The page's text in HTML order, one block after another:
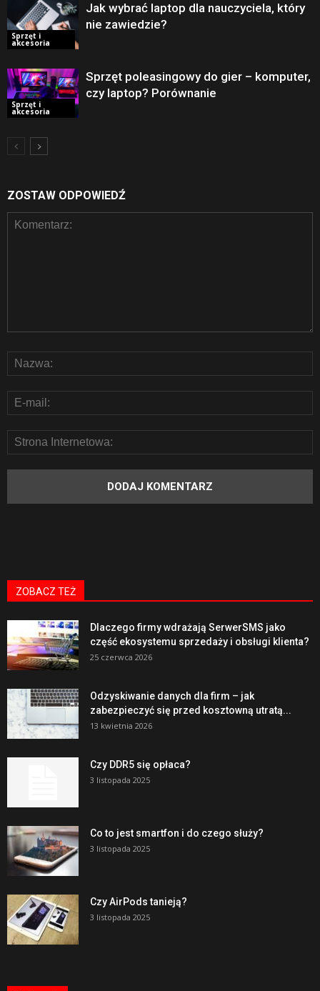
Sprzęt i
akcesoria
Jak wybrać laptop dla nauczyciela, który
nie zawiedzie?
Sprzęt i
akcesoria
Sprzęt poleasingowy do gier – komputer,
czy laptop? Porównanie
ZOSTAW ODPOWIEDŹ
ZOBACZ TEŻ
Dlaczego firmy wdrażają SerwerSMS jako
część ekosystemu sprzedaży i obsługi klienta?
25 czerwca 2026
Odzyskiwanie danych dla firm – jak
zabezpieczyć się przed kosztowną utratą...
13 kwietnia 2026
Czy DDR5 się opłaca?
3 listopada 2025
Co to jest smartfon i do czego służy?
3 listopada 2025
Czy AirPods tanieją?
3 listopada 2025